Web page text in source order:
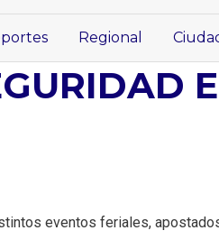
Regional
eventos feriales,